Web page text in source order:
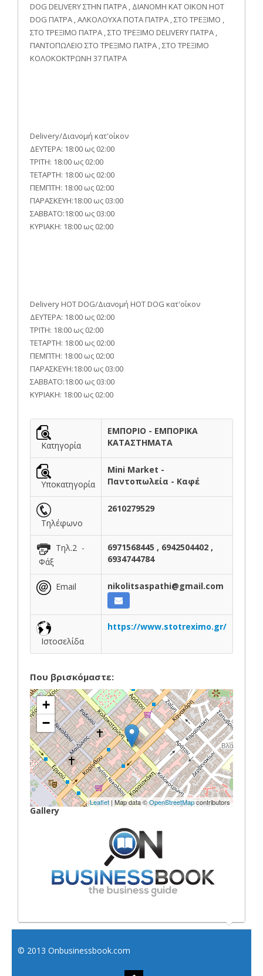
DOG DELIVERY ΣΤΗΝ ΠΑΤΡΑ , ΔΙΑΝΟΜΗ ΚΑΤ ΟΙΚΟΝ HOT
DOG ΠΑΤΡΑ , ΑΛΚΟΛΟΥΧΑ ΠΟΤΑ ΠΑΤΡΑ , ΣΤΟ ΤΡΕΞΙΜΟ ,
ΣΤΟ ΤΡΕΞΙΜΟ ΠΑΤΡΑ , ΣΤΟ ΤΡΕΞΙΜΟ DELIVERY ΠΑΤΡΑ ,
ΠΑΝΤΟΠΩΛΕΙΟ ΣΤΟ ΤΡΕΞΙΜΟ ΠΑΤΡΑ , ΣΤΟ ΤΡΕΞΙΜΟ
ΚΟΛΟΚΟΚΤΡΩΝΗ 37 ΠΑΤΡΑ
Delivery/Διανομή κατ'οίκον
ΔΕΥΤΕΡΑ: 18:00 ως 02:00
ΤΡΙΤΗ: 18:00 ως 02:00
ΤΕΤΑΡΤΗ: 18:00 ως 02:00
ΠΕΜΠΤΗ: 18:00 ως 02:00
ΠΑΡΑΣΚΕΥΗ:18:00 ως 03:00
ΣΑΒΒΑΤΟ:18:00 ως 03:00
ΚΥΡΙΑΚΗ: 18:00 ως 02:00
Delivery HOT DOG/Διανομή HOT DOG κατ'οίκον
ΔΕΥΤΕΡΑ: 18:00 ως 02:00
ΤΡΙΤΗ: 18:00 ως 02:00
ΤΕΤΑΡΤΗ: 18:00 ως 02:00
ΠΕΜΠΤΗ: 18:00 ως 02:00
ΠΑΡΑΣΚΕΥΗ:18:00 ως 03:00
ΣΑΒΒΑΤΟ:18:00 ως 03:00
ΚΥΡΙΑΚΗ: 18:00 ως 02:00
Κατηγορία
ΕΜΠΟΡΙΟ - ΕΜΠΟΡΙΚΑ
ΚΑΤΑΣΤΗΜΑΤΑ
Υποκατηγορία
Mini Market -
Παντοπωλεία - Καφέ
Τηλέφωνο
2610279529
Τηλ.2 -
Φάξ
6971568445 , 6942504402 ,
6934744784
Email nikolitsaspathi@gmail.com
Ιστοσελίδα
https://www.stotreximo.gr/
Που βρισκόμαστε:
+
−
Leaflet | Map data ©OpenStreetMapcontributors
Gallery
© 2013 Onbusinessbook.com